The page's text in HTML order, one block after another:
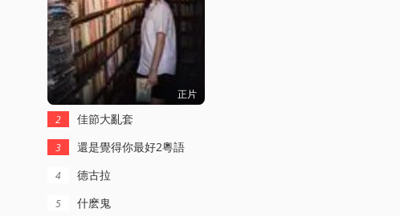
正片
2 佳節大亂套
3 還是覺得你最好2粵語
4 德古拉
5 什麽鬼